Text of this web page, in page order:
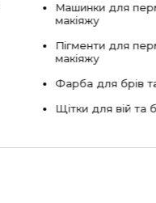
Машинки для
макіяжу
Пігменти для
макіяжу
Фарба для брів
Щітки для вій та